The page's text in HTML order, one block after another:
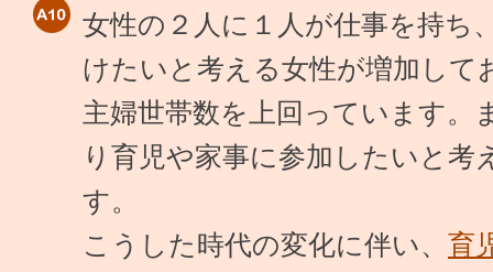
女性の２人に１人が仕事を持ち
けたいと考える女性が増加して
主婦世帯数を上回っています。
り育児や家事に参加したいと
す。
こうした時代の変化に伴い、 育